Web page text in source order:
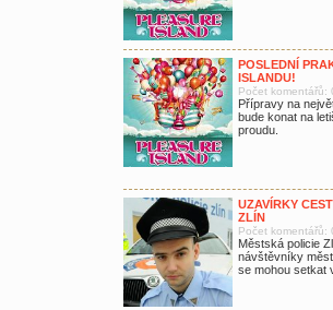
POSLEDNÍ
ISLANDU!
Počet komentářů:
Přípravy na
bude konat na
proudu.
UZAVÍRKY
ZLÍN
Počet komentářů:
Městská policie
návštěvníky
se mohou setkat